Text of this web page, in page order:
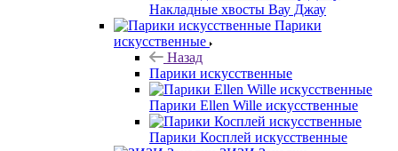
Накладные хвосты Вау Джау
Парики
искусственные
Назад
Парики искусственные
Парики Ellen Wille искусственные
Парики Косплей искусственные